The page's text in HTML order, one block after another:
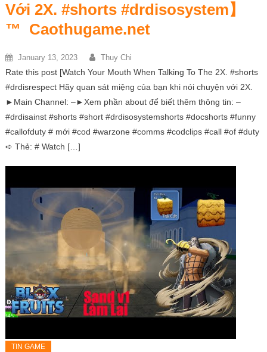
Với 2X. #shorts #drdisosystem】
™ Caothugame.net
January 13, 2023 Thuy Chi
Rate this post [Watch Your Mouth When Talking To The 2X. #shorts
#drdisrespect Hãy quan sát miệng của bạn khi nói chuyện với 2X.
►Main Channel: –►Xem phần about để biết thêm thông tin: –
#drdisainst #shorts #short #drdisosystemshorts #docshorts #funny
#callofduty # mới #cod #warzone #comms #codclips #call #of #duty
➪ Thẻ: # Watch […]
TIN GAME